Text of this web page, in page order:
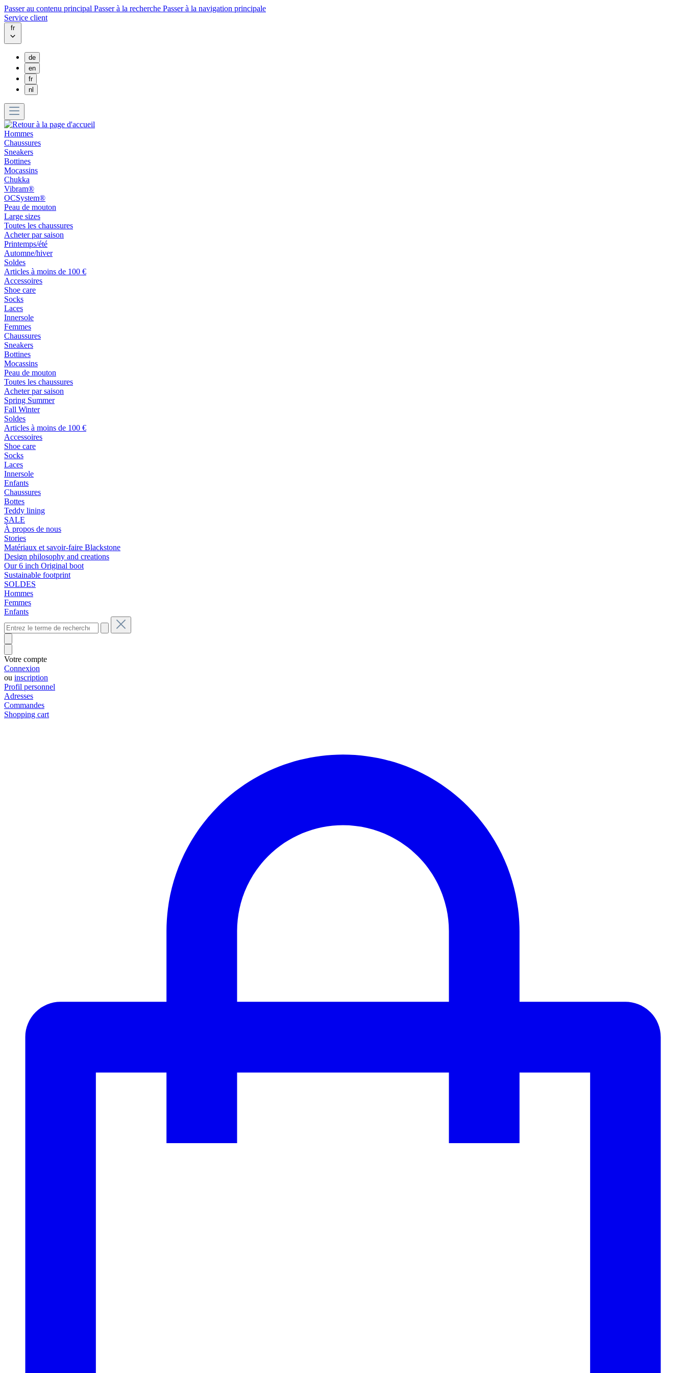
Passer au contenu principal Passer à la recherche Passer à la navigation principale
Service client
fr
de
en
fr
nl
Hommes
Chaussures
Sneakers
Bottines
Mocassins
Chukka
Vibram®
OCSystem®
Peau de mouton
Large sizes
Toutes les chaussures
Acheter par saison
Printemps/été
Automne/hiver
Soldes
Articles à moins de 100 €
Accessoires
Shoe care
Socks
Laces
Innersole
Femmes
Chaussures
Sneakers
Bottines
Mocassins
Peau de mouton
Toutes les chaussures
Acheter par saison
Spring Summer
Fall Winter
Soldes
Articles à moins de 100 €
Accessoires
Shoe care
Socks
Laces
Innersole
Enfants
Chaussures
Bottes
Teddy lining
SALE
À propos de nous
Stories
Matériaux et savoir-faire Blackstone
Design philosophy and creations
Our 6 inch Original boot
Sustainable footprint
SOLDES
Hommes
Femmes
Enfants
Votre compte
Connexion
ou inscription
Profil personnel
Adresses
Commandes
Shopping cart